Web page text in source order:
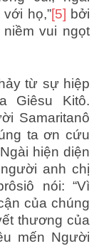
họ,”[5] bởi
vui ngọt
từ sự hiệp
Giêsu Kitô.
Samaritanô
ta ơn cứu
hiện diện
anh chị
nói: “Vì
của chúng
thương của
mến Người